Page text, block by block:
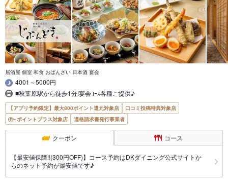
居酒屋 個室 和食 おばんざい 日本酒 宴会
4001～5000円
■秋葉原駅から徒歩1分!宴会ｺｰｽ各種ご提供♪
【アプリ予約限定】最大800ポイント還元対象店
口コミ投稿特典対象店
ポイントプラス対象店
適格請求書発行事業者
クーポン コース
【最安値保障!!(300円OFF)】コース予約はDKダイニング公式サイトか
らのネット予約が最安値です♪